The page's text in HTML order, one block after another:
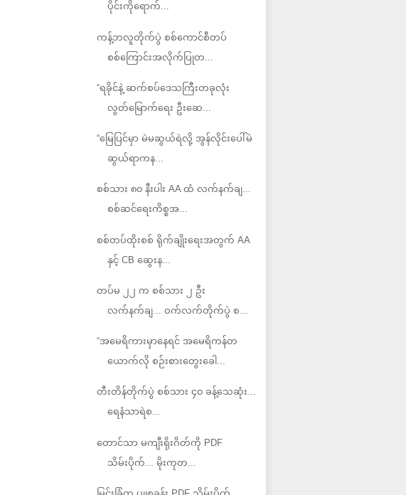
ပိုင်းကိုရောက်...
ကန့်ဘလူတိုက်ပွဲ စစ်ကောင်စီတပ်
စစ်ကြောင်းအလိုက်ပြုတ...
“ရခိုင်နဲ့ ဆက်စပ်ဒေသကြီးတခုလုံး
လွတ်မြောက်ရေး ဦးဆေ...
“မြေပြင်မှာ မဲမဆွယ်ရဲလို့ အွန်လိုင်းပေါ်မဲ
ဆွယ်ရာကန...
စစ်သား ၈၀ နီးပါး AA ထံ လက်နက်ချ...
စစ်ဆင်ရေးကိစ္စအ...
စစ်တပ်ထိုးစစ် ရိုက်ချိုးရေးအတွက် AA
နှင့် CB ဆွေးန...
တပ်မ ၂၂ က စစ်သား ၂ ဦး
လက်နက်ချ... ဝက်လက်တိုက်ပွဲ စ...
“အမေရိကားမှာနေရင် အမေရိကန်တ
ယောက်လို စဉ်းစားတွေးခေါ...
တီးတိန်တိုက်ပွဲ စစ်သား ၄၀ ခန့်သေဆုံး...
ရေနံသာရဲစ...
တောင်သာ မကျီးရိုးဂိတ်ကို PDF
သိမ်းပိုက်... မိုးကုတ...